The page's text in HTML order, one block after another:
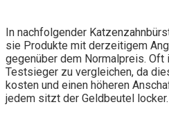
In nachfolgender
sie Produkte mit derzeitigem
gegenüber dem Normalpreis.
Testsieger zu vergleichen, da
kosten und einen höheren
jedem sitzt der Geldbeutel locker.